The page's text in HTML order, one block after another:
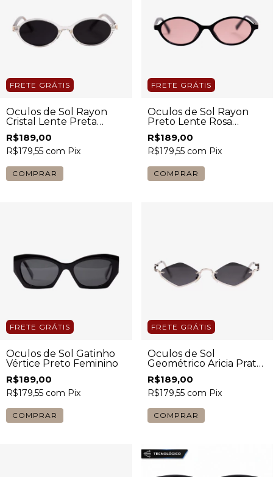
FRETE GRÁTIS
Óculos de Sol Rayon
Cristal Lente Preta
Feminino
R$189,00
R$179,55 com Pix
COMPRAR
FRETE GRÁTIS
Óculos de Sol Rayon
Preto Lente Rosa
Feminino
R$189,00
R$179,55 com Pix
COMPRAR
FRETE GRÁTIS
Óculos de Sol Gatinho
Vértice Preto Feminino
R$189,00
R$179,55 com Pix
COMPRAR
FRETE GRÁTIS
Óculos de Sol
Geométrico Aricia Prata
Feminino
R$189,00
R$179,55 com Pix
COMPRAR